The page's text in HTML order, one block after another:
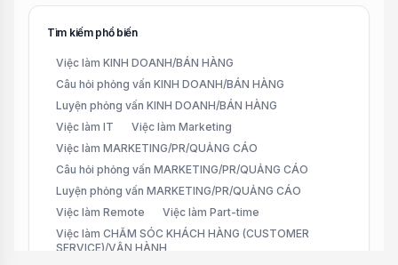
Tìm kiếm phổ biến
Việc làm KINH DOANH/BÁN HÀNG
Câu hỏi phỏng vấn KINH DOANH/BÁN HÀNG
Luyện phỏng vấn KINH DOANH/BÁN HÀNG
Việc làm IT
Việc làm Marketing
Việc làm MARKETING/PR/QUẢNG CÁO
Câu hỏi phỏng vấn MARKETING/PR/QUẢNG CÁO
Luyện phỏng vấn MARKETING/PR/QUẢNG CÁO
Việc làm Remote
Việc làm Part-time
Việc làm CHĂM SÓC KHÁCH HÀNG (CUSTOMER
SERVICE)/VẬN HÀNH